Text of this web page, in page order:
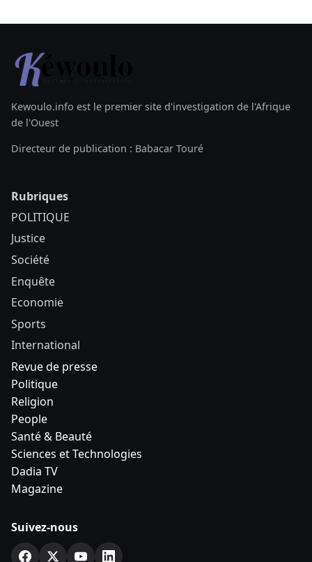
Kewoulo.info est le premier site d'investigation de l'Afrique
de l'Ouest
Directeur de publication : Babacar Touré
Rubriques
POLITIQUE
Justice
Société
Enquête
Economie
Sports
International
Revue de presse
Politique
Religion
People
Santé & Beauté
Sciences et Technologies
Dadia TV
Magazine
Suivez-nous